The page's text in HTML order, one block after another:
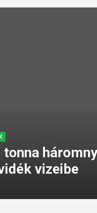
vizeibe